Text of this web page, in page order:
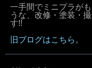
一手間でミニプラが
うな、改修・塗装・
す!!
旧ブログはこちら。